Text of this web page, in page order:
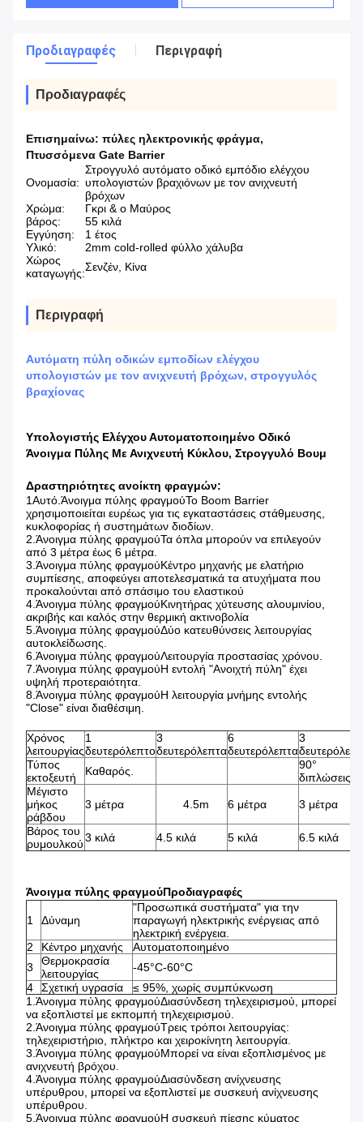
Προδιαγραφές Περιγραφή
Προδιαγραφές
Επισημαίνω: πύλες ηλεκτρονικής φράγμα,
Πτυσσόμενα Gate Barrier
Ονομασία:
Στρογγυλό αυτόματο οδικό εμπόδιο ελέγχου
υπολογιστών βραχιόνων με τον ανιχνευτή
βρόχων
Χρώμα:
Γκρι & ο Μαύρος
βάρος:
55 κιλά
Εγγύηση:
1 έτος
Υλικό:
2mm cold-rolled φύλλο χάλυβα
Χώρος
καταγωγής:Σενζέν, Κίνα
Περιγραφή
Αυτόματη πύλη οδικών εμποδίων ελέγχου
υπολογιστών με τον ανιχνευτή βρόχων, στρογγυλός
βραχίονας
Υπολογιστής Ελέγχου Αυτοματοποιημένο Οδικό
Άνοιγμα Πύλης Με Ανιχνευτή Κύκλου, Στρογγυλό Βουμ
Δραστηριότητες ανοίκτη φραγμών:
1Αυτό.Άνοιγμα πύλης φραγμούΤο Boom Barrier
χρησιμοποιείται ευρέως για τις εγκαταστάσεις στάθμευσης,
κυκλοφορίας ή συστημάτων διοδίων.
2.Άνοιγμα πύλης φραγμούΤα όπλα μπορούν να επιλεγούν
από 3 μέτρα έως 6 μέτρα.
3.Άνοιγμα πύλης φραγμούΚέντρο μηχανής με ελατήριο
συμπίεσης, αποφεύγει αποτελεσματικά τα ατυχήματα που
προκαλούνται από σπάσιμο του ελαστικού
4.Άνοιγμα πύλης φραγμούΚινητήρας χύτευσης αλουμινίου,
ακριβής και καλός στην θερμική ακτινοβολία
5.Άνοιγμα πύλης φραγμούΔύο κατευθύνσεις λειτουργίας
αυτοκλείδωσης.
6.Άνοιγμα πύλης φραγμούΛειτουργία προστασίας χρόνου.
7.Άνοιγμα πύλης φραγμούΗ εντολή "Ανοιχτή πύλη" έχει
υψηλή προτεραιότητα.
8.Άνοιγμα πύλης φραγμούΗ λειτουργία μνήμης εντολής
"Close" είναι διαθέσιμη.
Χρόνος
λειτουργίας
1
δευτερόλεπτο
3
δευτερόλεπτα
6
δευτερόλεπτα
3
Τύπος
εκτοξευτή
Καθαρός.
90°
διπλώσεις
Μέγιστο
μήκος
ράβδου
3 μέτρα 4.5m 6 μέτρα 3 μέτρα
Βάρος του
ρυμουλκού3 κιλά 4.5 κιλά 5 κιλά 6.5 κιλά
Άνοιγμα πύλης φραγμούΠροδιαγραφές
1 Δύναμη
"Προσωπικά συστήματα" για την
παραγωγή ηλεκτρικής ενέργειας από
ηλεκτρική ενέργεια.
2
Κέντρο μηχανής
Αυτοματοποιημένο
3
Θερμοκρασία
λειτουργίας
-45°C-60°C
4
Σχετική υγρασία
≤ 95%, χωρίς συμπύκνωση
1.Άνοιγμα πύλης φραγμούΔιασύνδεση τηλεχειρισμού, μπορεί
να εξοπλιστεί με εκπομπή τηλεχειρισμού.
2.Άνοιγμα πύλης φραγμούΤρεις τρόποι λειτουργίας:
τηλεχειριστήριο, πλήκτρο και χειροκίνητη λειτουργία.
3.Άνοιγμα πύλης φραγμούΜπορεί να είναι εξοπλισμένος με
ανιχνευτή βρόχου.
4.Άνοιγμα πύλης φραγμούΔιασύνδεση ανίχνευσης
υπέρυθρου, μπορεί να εξοπλιστεί με συσκευή ανίχνευσης
υπέρυθρου.
5.Άνοιγμα πύλης φραγμούΗ συσκευή πίεσης κύματος